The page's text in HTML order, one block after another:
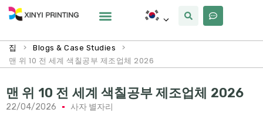
집 > Blogs & Case Studies
>
맨 위 10 전 세계 색칠공부 제조업체 2026
맨 위 10 전 세계 색칠공부 제조업체 2026
22/04/2026 사자 별자리